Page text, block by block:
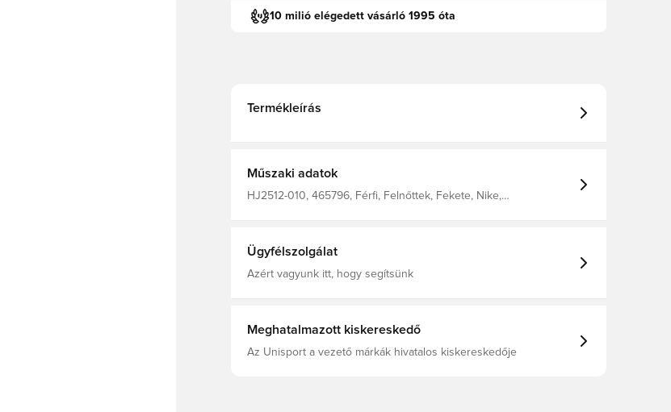
10 milió elégedett vásárló 1995 óta
Termékleírás
Műszaki adatok
HJ2512-010, 465796, Férfi, Felnőttek, Fekete, Nike,
Ügyfélszolgálat
Azért vagyunk itt, hogy segítsünk
Meghatalmazott kiskereskedő
Az Unisport a vezető márkák hivatalos kiskereskedője